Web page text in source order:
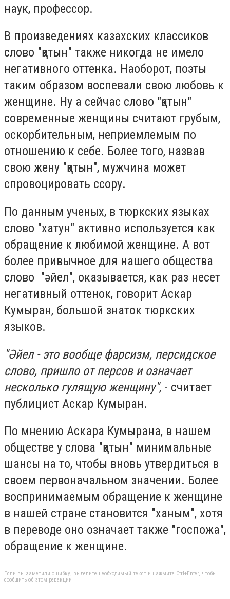
наук, профессор.
В произведениях казахских классиков
слово "қатын" также никогда не имело
негативного оттенка. Наоборот, поэты
таким образом воспевали свою любовь к
женщине. Ну а сейчас слово "қатын"
современные женщины считают грубым,
оскорбительным, неприемлемым по
отношению к себе. Более того, назвав
свою жену "қатын", мужчина может
спровоцировать ссору.
По данным ученых, в тюркских языках
слово "хатун" активно используется как
обращение к любимой женщине. А вот
более привычное для нашего общества
слово "әйел", оказывается, как раз несет
негативный оттенок, говорит Аскар
Кумыран, большой знаток тюркских
языков.
"Әйел - это вообще фарсизм, персидское
слово, пришло от персов и означает
несколько гулящую женщину", - считает
публицист Аскар Кумыран.
По мнению Аскара Кумырана, в нашем
обществе у слова "қатын" минимальные
шансы на то, чтобы вновь утвердиться в
своем первоначальном значении. Более
воспринимаемым обращение к женщине
в нашей стране становится "ханым", хотя
в переводе оно означает также "госпожа",
обращение к женщине.
Если вы заметили ошибку, выделите необходимый текст и нажмите Ctrl+Enter, чтобы
сообщить об этом редакции